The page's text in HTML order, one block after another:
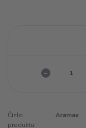
Číslo
produktu:
Aramax